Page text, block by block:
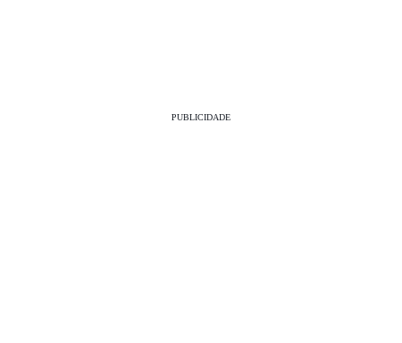
PUBLICIDADE